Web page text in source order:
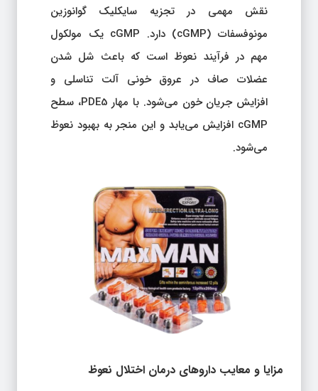
نقش مهمی در تجزیه سایکلیک گوانوزین
مونوفسفات (cGMP) دارد. cGMP یک مولکول
مهم در فرآیند نعوظ است که باعث شل شدن
عضلات صاف در عروق خونی آلت تناسلی و
افزایش جریان خون می‌شود. با مهار PDE5، سطح
cGMP افزایش می‌یابد و این منجر به بهبود نعوظ
می‌شود.
مزایا و معایب داروهای درمان اختلال نعوظ